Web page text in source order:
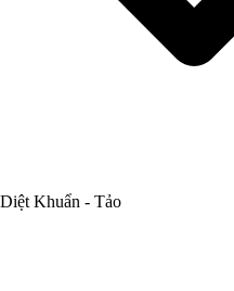
Diệt Khuẩn - Tảo